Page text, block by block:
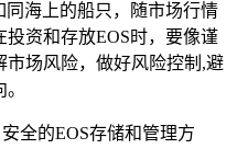
同海上的船只，随市场行情
资和存放EOS时，要像谨
场风险，做好风险控制,避
全的EOS存储和管理方